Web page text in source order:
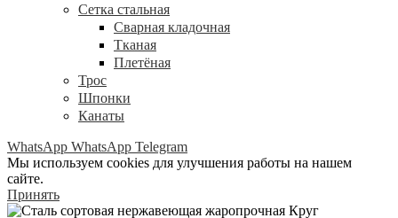
Сетка стальная
Сварная кладочная
Тканая
Плетёная
Трос
Шпонки
Канаты
WhatsApp WhatsApp Telegram
Мы используем cookies для улучшения работы на нашем
сайте.
Принять